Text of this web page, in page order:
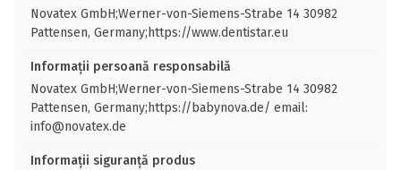
Novatex GmbH;Werner-von-Siemens-Strabe 14 30982
Pattensen, Germany;https://www.dentistar.eu
Informații persoană responsabilă
Novatex GmbH;Werner-von-Siemens-Strabe 14 30982
Pattensen, Germany;https://babynova.de/ email:
info@novatex.de
Informații siguranță produs